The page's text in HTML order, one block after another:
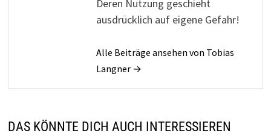
Deren Nutzung geschieht
ausdrücklich auf eigene Gefahr!
Alle Beiträge ansehen von Tobias
Langner →
DAS KÖNNTE DICH AUCH INTERESSIEREN